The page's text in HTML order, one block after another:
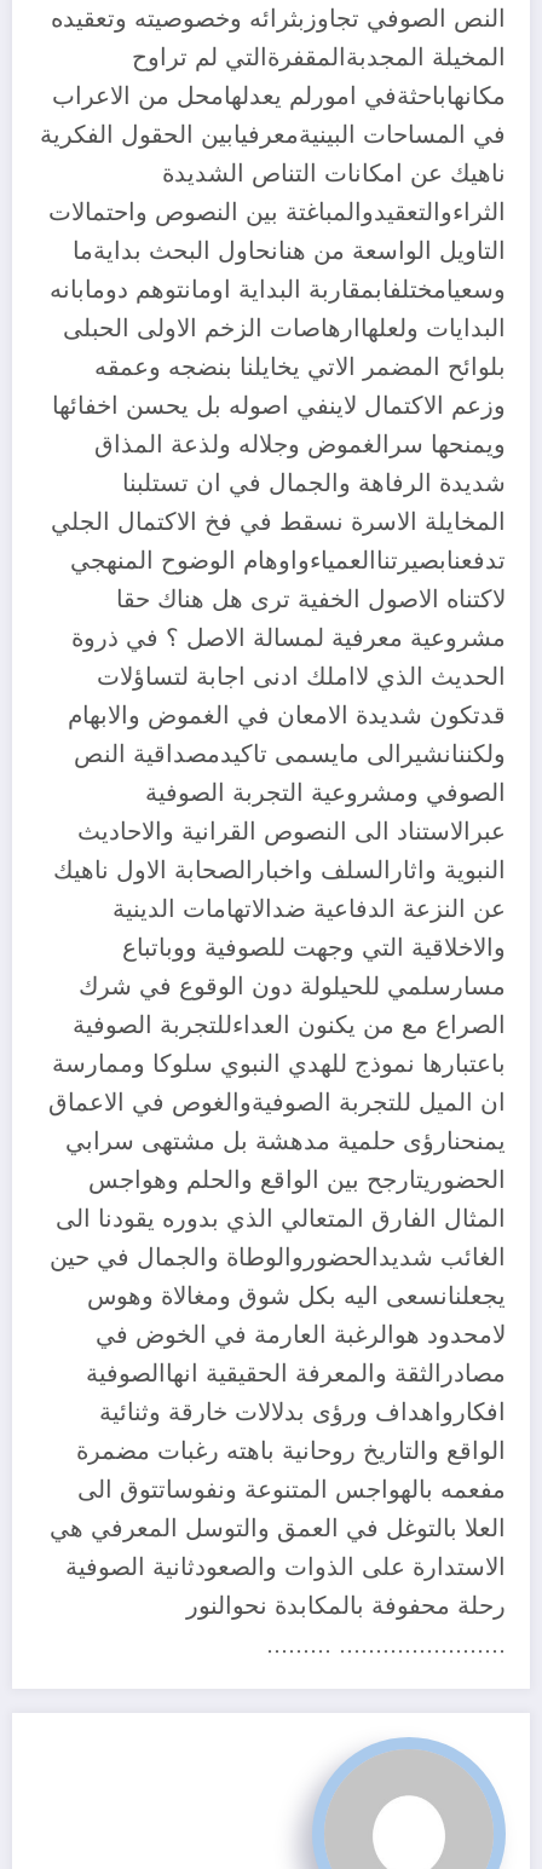
النص الصوفي تجاوزبثرائه وخصوصيته وتعقيده
المخيلة المجدبةالمقفرةالتي لم تراوح
مكانهاباحثةفي امورلم يعدلهامحل من الاعراب
في المساحات البينيةمعرفيابين الحقول الفكرية
ناهيك عن امكانات التناص الشديدة
الثراءوالتعقيدوالمباغتة بين النصوص واحتمالات
التاويل الواسعة من هنانحاول البحث بدايةما
وسعيامختلفابمقاربة البداية اومانتوهم دومابانه
البدايات ولعلهاارهاصات الزخم الاولى الحبلى
بلوائح المضمر الاتي يخايلنا بنضجه وعمقه
وزعم الاكتمال لاينفي اصوله بل يحسن اخفائها
ويمنحها سرالغموض وجلاله ولذعة المذاق
شديدة الرفاهة والجمال في ان تستلبنا
المخايلة الاسرة نسقط في فخ الاكتمال الجلي
تدفعنابصيرتناالعمياءواوهام الوضوح المنهجي
لاكتناه الاصول الخفية ترى هل هناك حقا
مشروعية معرفية لمسالة الاصل ؟ في ذروة
الحديث الذي لااملك ادنى اجابة لتساؤلات
قدتكون شديدة الامعان في الغموض والابهام
ولكننانشيرالى مايسمى تاكيدمصداقية النص
الصوفي ومشروعية التجربة الصوفية
عبرالاستناد الى النصوص القرانية والاحاديث
النبوية واثارالسلف واخبارالصحابة الاول ناهيك
عن النزعة الدفاعية ضدالاتهامات الدينية
والاخلاقية التي وجهت للصوفية ووباتباع
مسارسلمي للحيلولة دون الوقوع في شرك
الصراع مع من يكنون العداءللتجربة الصوفية
باعتبارها نموذج للهدي النبوي سلوكا وممارسة
ان الميل للتجربة الصوفيةوالغوص في الاعماق
يمنحنارؤى حلمية مدهشة بل مشتهى سرابي
الحضوريتارجح بين الواقع والحلم وهواجس
المثال الفارق المتعالي الذي بدوره يقودنا الى
الغائب شديدالحضوروالوطاة والجمال في حين
يجعلنانسعى اليه بكل شوق ومغالاة وهوس
لامحدود هوالرغبة العارمة في الخوض في
مصادرالثقة والمعرفة الحقيقية انهاالصوفية
افكارواهداف ورؤى بدلالات خارقة وثنائية
الواقع والتاريخ روحانية باهته رغبات مضمرة
مفعمه بالهواجس المتنوعة ونفوساتتوق الى
العلا بالتوغل في العمق والتوسل المعرفي هي
الاستدارة على الذوات والصعودثانية الصوفية
رحلة محفوفة بالمكابدة نحوالنور
………………….. ………